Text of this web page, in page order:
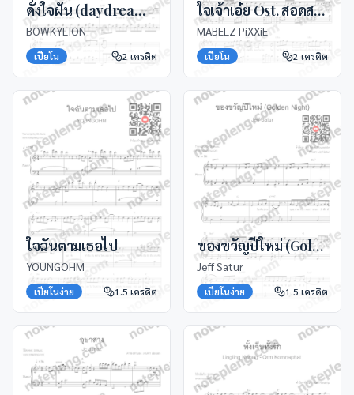
ดั่งใจฝัน (daydream) Ost. ภพเธอ
BOWKYLION
เปียโน 2 เครดิต
ใจเจ้าเอ๋ย Ost. สอดสร้อยมาลา
MABELZ PiXXiE
เปียโน 2 เครดิต
ใจฉันตามเธอไป
YOUNGOHM
เปียโนง่าย 1.5 เครดิต
ของขวัญปีใหม่ (Golden Night)
Jeff Satur
เปียโนง่าย 1.5 เครดิต